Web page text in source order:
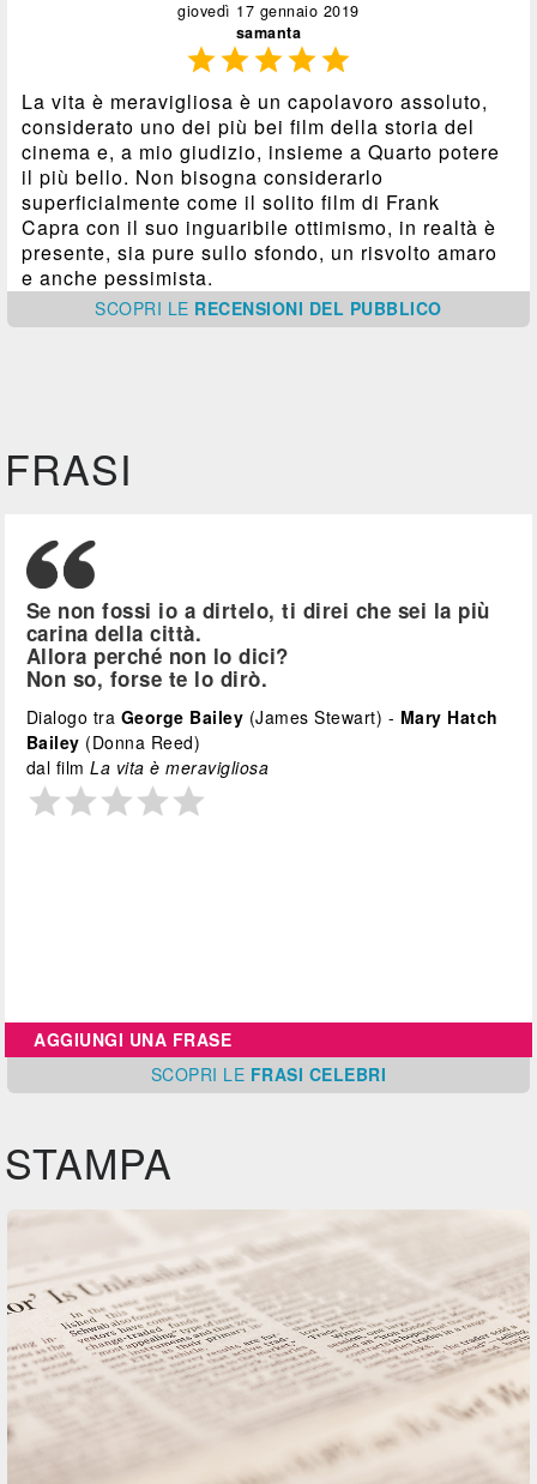
giovedì 17 gennaio 2019
samanta

La vita è meravigliosa è un capolavoro assoluto,
considerato uno dei più bei film della storia del
cinema e, a mio giudizio, insieme a Quarto potere
il più bello. Non bisogna considerarlo
superficialmente come il solito film di Frank
Capra con il suo inguaribile ottimismo, in realtà è
presente, sia pure sullo sfondo, un risvolto amaro
e anche pessimista.
SCOPRI LE RECENSIONI DEL PUBBLICO
FRASI
Se non fossi io a dirtelo, ti direi che sei la più
carina della città.
Allora perché non lo dici?
Non so, forse te lo dirò.
Dialogo tra George Bailey (James Stewart) - Mary Hatch
Bailey (Donna Reed)
dal filmLa vita è meravigliosa
AGGIUNGI UNA FRASE
SCOPRI LE FRASI CELEBRI
STAMPA